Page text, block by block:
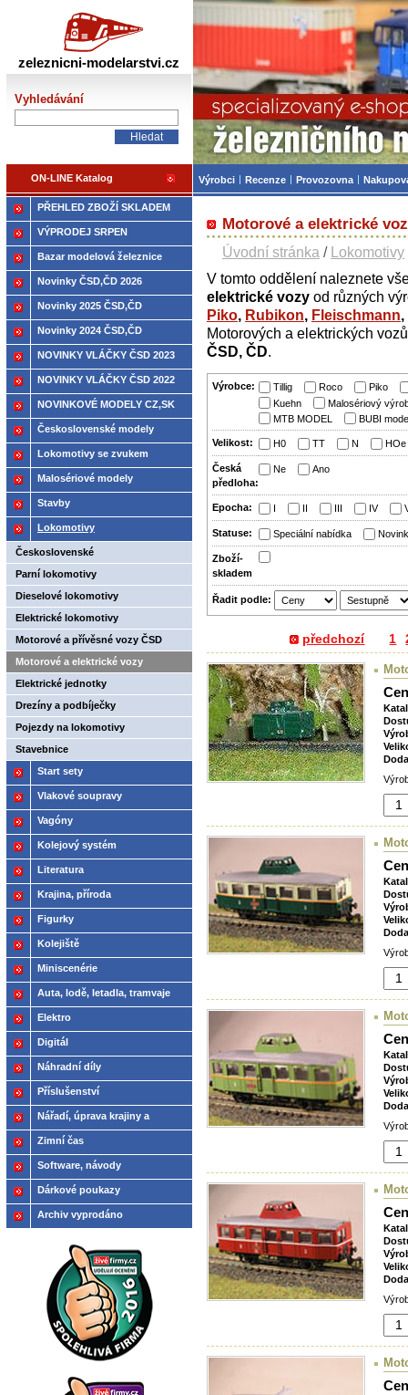
Motorové a elektrické
Úvodní stránka / Lokomotivy
V tomto oddělení naleznete
elektrické vozy od různých
Piko, Rubikon, Fleischmann,
Motorových a elektrických
ČSD, ČD.
Výrobce: Tillig Roco
Piko
Kuehn
Malosériový
MTB MODEL
BUBI
Velikost: H0 TT N HOe
Česká
předloha:
Ne Ano
Epocha: IV
Statuse: Speciální nabídka
Zboží­
skladem
Řadit podle:
předchozí 1
PŘEHLED ZBOŽÍ SKLADEM
VÝPRODEJ SRPEN
Bazar modelová železnice
Novinky ČSD,ČD 2026
Novinky 2025 ČSD,ČD
Novinky 2024 ČSD,ČD
NOVINKY VLÁČKY ČSD 2023
NOVINKY VLÁČKY ČSD 2022
NOVINKOVÉ MODELY CZ,SK
2021
Československé modely
ČSD,ČD
Lokomotivy se zvukem
Malosériové modely
Stavby
Lokomotivy
Československé
Parní lokomotivy
Dieselové lokomotivy
Elektrické lokomotivy
Motorové a přívěsné vozy ČSD
Motorové a elektrické vozy
Elektrické jednotky
Drezíny a podbíječky
Pojezdy na lokomotivy
Stavebnice
Start sety
Vlakové soupravy
Vagóny
Kolejový systém
Literatura
Krajina, příroda
Figurky
Kolejiště
Miniscenérie
Auta, lodě, letadla, tramvaje
Elektro
Digitál
Náhradní díly
Příslušenství
Nářadí, úprava krajiny a
modelů
Zimní čas
Software, návody
Dárkové poukazy
Archiv vyprodáno
zeleznicni-modelarstvi.cz
Vyhledávání
ON-LINE Katalog
Železniční
Výrobci Recenze Provozovna